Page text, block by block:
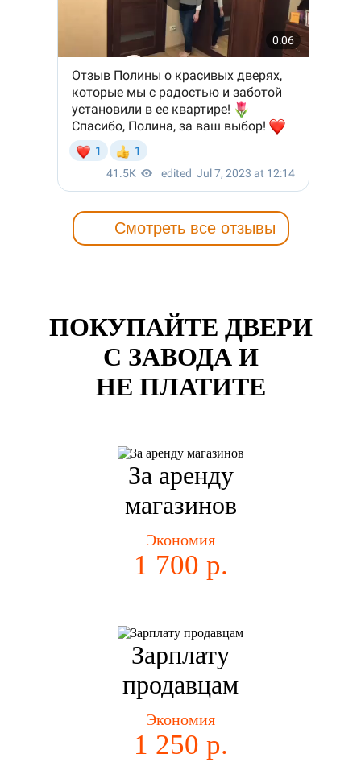
Смотреть все отзывы
ПОКУПАЙТЕ ДВЕРИ
С ЗАВОДА И
НЕ ПЛАТИТЕ
За аренду
магазинов
Экономия
1 700 р.
Зарплату
продавцам
Экономия
1 250 р.